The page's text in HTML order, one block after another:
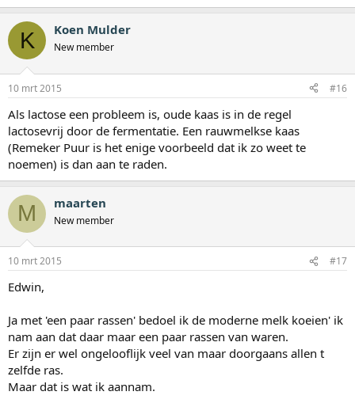
K Koen Mulder
New member
10 mrt 2015 #16
Als lactose een probleem is, oude kaas is in de regel
lactosevrij door de fermentatie. Een rauwmelkse kaas
(Remeker Puur is het enige voorbeeld dat ik zo weet te
noemen) is dan aan te raden.
M maarten
New member
10 mrt 2015 #17
Edwin,
Ja met 'een paar rassen' bedoel ik de moderne melk koeien' ik
nam aan dat daar maar een paar rassen van waren.
Er zijn er wel ongelooflijk veel van maar doorgaans allen t
zelfde ras.
Maar dat is wat ik aannam.